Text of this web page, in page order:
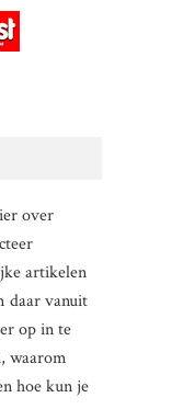
over
artikelen
daar vanuit
op in te
waarom
hoe kun je